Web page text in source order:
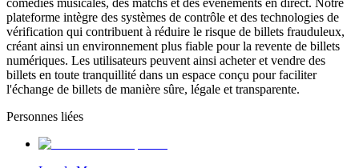
comédies musicales, des matchs et des événements en direct. Notre
plateforme intègre des systèmes de contrôle et des technologies de
vérification qui contribuent à réduire le risque de billets frauduleux,
créant ainsi un environnement plus fiable pour la revente de billets
numériques. Les utilisateurs peuvent ainsi acheter et vendre des
billets en toute tranquillité dans un espace conçu pour faciliter
l'échange de billets de manière sûre, légale et transparente.
Personnes liées